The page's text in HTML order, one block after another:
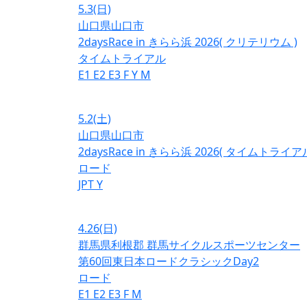
5.3(日)
山口県山口市
2daysRace in きらら浜 2026( クリテリウム )
タイムトライアル
E1 E2 E3 FY M
5.2(土)
山口県山口市
2daysRace in きらら浜 2026( タイムトライア
ロード
JPTY
4.26(日)
群馬県利根郡 群馬サイクルスポーツセンター
第60回東日本ロードクラシックDay2
ロード
E1 E2 E3 F M